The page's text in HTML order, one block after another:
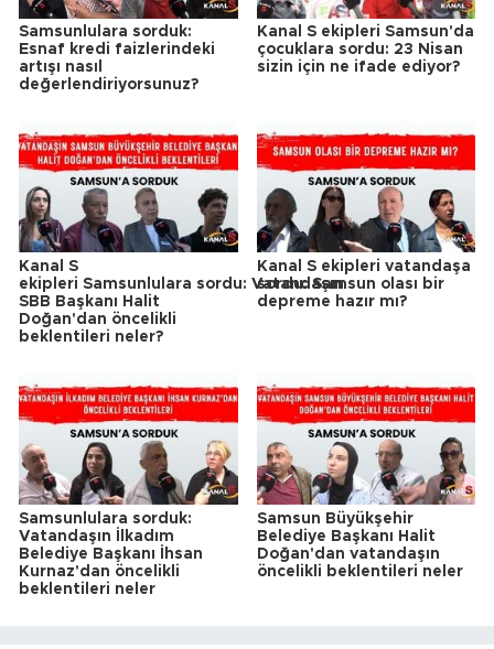
Samsunlulara sorduk:
Esnaf kredi faizlerindeki
artışı nasıl
değerlendiriyorsunuz?
Kanal S ekipleri Samsun'da
çocuklara sordu: 23 Nisan
sizin için ne ifade ediyor?
Kanal S
ekipleri Samsunlulara sordu: Vatandaşın
SBB Başkanı Halit
Doğan'dan öncelikli
beklentileri neler?
Kanal S ekipleri vatandaşa
sordu: Samsun olası bir
depreme hazır mı?
Samsunlulara sorduk:
Vatandaşın İlkadım
Belediye Başkanı İhsan
Kurnaz'dan öncelikli
beklentileri neler
Samsun Büyükşehir
Belediye Başkanı Halit
Doğan'dan vatandaşın
öncelikli beklentileri neler